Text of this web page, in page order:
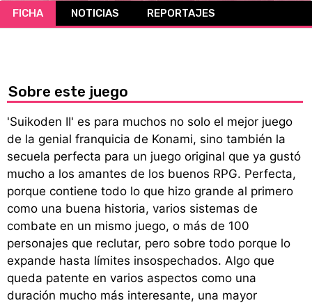
CÓMICS
FICHA NOTICIAS REPORTAJES
Sobre este juego
'Suikoden II' es para muchos no solo el mejor juego
de la genial franquicia de Konami, sino también la
secuela perfecta para un juego original que ya gustó
mucho a los amantes de los buenos RPG. Perfecta,
porque contiene todo lo que hizo grande al primero
como una buena historia, varios sistemas de
combate en un mismo juego, o más de 100
personajes que reclutar, pero sobre todo porque lo
expande hasta límites insospechados. Algo que
queda patente en varios aspectos como una
duración mucho más interesante, una mayor